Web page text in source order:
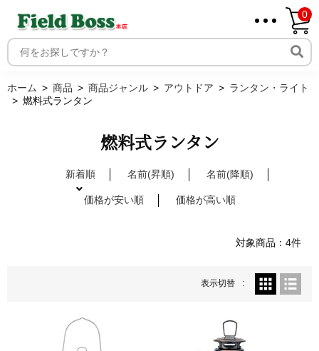
ホーム
ご利用案内
0
ホーム 商品 商品ジャンル アウトドア
ランタン・ライト
燃料式ランタン
燃料式ランタン
新着順 名前(昇順) 名前(降順)
価格が安い順 価格が高い順
対象商品：4件
表示切替